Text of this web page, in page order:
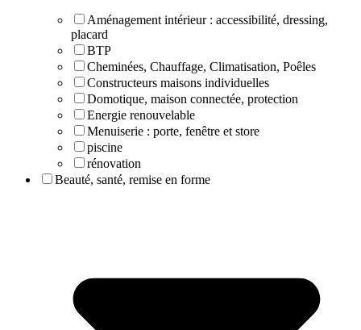
Aménagement intérieur : accessibilité, dressing,
placard
BTP
Cheminées, Chauffage, Climatisation, Poêles
Constructeurs maisons individuelles
Domotique, maison connectée, protection
Energie renouvelable
Menuiserie : porte, fenêtre et store
piscine
rénovation
Beauté, santé, remise en forme